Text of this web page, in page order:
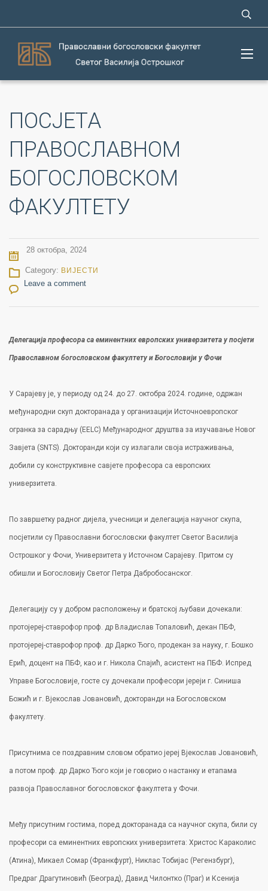
ПОСЈЕТА
ПРАВОСЛАВНОМ
БОГОСЛОВСКОМ
ФАКУЛТЕТУ
28 октобра, 2024
Category: ВИЈЕСТИ
Leave a comment
Делегација професора са еминентних европских универзитета у посјети
Православном богословском факултету и Богословији у Фочи
У Сарајеву је, у периоду од 24. до 27. октобра 2024. године, одржан
међународни скуп докторанада у организацији Источноевропског
огранка за сарадњу (ЕЕLC) Међународног друштва за изучавање Новог
Завјета (SNTS). Докторанди који су излагали своја истраживања,
добили су конструктивне савјете професора са европских
универзитета.
По завршетку радног дијела, учесници и делегација научног скупа,
посјетили су Православни богословски факултет Светог Василија
Острошког у Фочи, Универзитета у Источном Сарајеву. Притом су
обишли и Богословију Светог Петра Дабробосанског.
Делегацију су у добром расположењу и братској љубави дочекали:
протојереј-ставрофор проф. др Владислав Топаловић, декан ПБФ,
протојереј-ставрофор проф. др Дарко Ђого, продекан за науку, г. Бошко
Ерић, доцент на ПБФ, као и г. Никола Спајић, асистент на ПБФ. Испред
Управе Богословије, госте су дочекали професори јереји г. Синиша
Божић и г. Вјекослав Јовановић, докторанди на Богословском
факултету.
Присутнима се поздравним словом обратио јереј Вјекослав Јовановић,
а потом проф. др Дарко Ђого који је говорио о настанку и етапама
развоја Православног богословског факултета у Фочи.
Међу присутним гостима, поред докторанада са научног скупа, били су
професори са еминентних европских универзитета: Христос Караколис
(Атина), Микаел Сомар (Франкфурт), Никлас Тобијас (Регензбург),
Предраг Драгутиновић (Београд), Давид Чилонтко (Праг) и Ксенија